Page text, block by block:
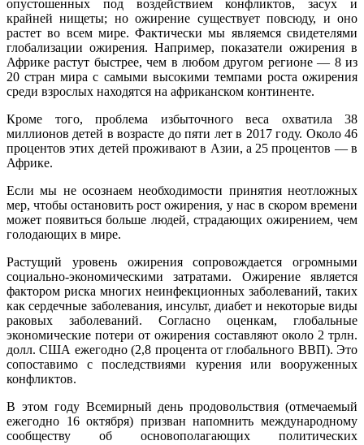
опустошенных под воздействием конфликтов, засух и
крайней нищеты; но ожирение существует повсюду, и оно
растет во всем мире. Фактически мы являемся свидетелями
глобализации ожирения. Например, показатели ожирения в
Африке растут быстрее, чем в любом другом регионе — 8 из
20 стран мира с самыми высокими темпами роста ожирения
среди взрослых находятся на африканском континенте.
Кроме того, проблема избыточного веса охватила 38
миллионов детей в возрасте до пяти лет в 2017 году. Около 46
процентов этих детей проживают в Азии, а 25 процентов — в
Африке.
Если мы не осознаем необходимости принятия неотложных
мер, чтобы остановить рост ожирения, у нас в скором времени
может появиться больше людей, страдающих ожирением, чем
голодающих в мире.
Растущий уровень ожирения сопровождается огромными
социально-экономическими затратами. Ожирение является
фактором риска многих неинфекционных заболеваний, таких
как сердечные заболевания, инсульт, диабет и некоторые виды
раковых заболеваний. Согласно оценкам, глобальные
экономические потери от ожирения составляют около 2 трлн.
долл. США ежегодно (2,8 процента от глобального ВВП). Это
сопоставимо с последствиями курения или вооруженных
конфликтов.
В этом году Всемирный день продовольствия (отмечаемый
ежегодно 16 октября) призван напомнить международному
сообществу об основополагающих политических